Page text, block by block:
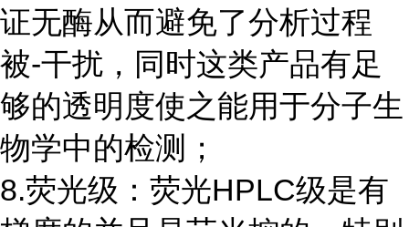
证无酶从而避免了分析过程
被-干扰，同时这类产品有足
够的透明度使之能用于分子生
物学中的检测；
8.荧光级：荧光HPLC级是有